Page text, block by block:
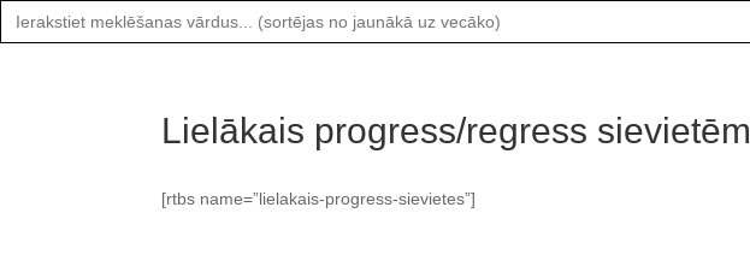
Search
for:
Lielākais progress/regress sievietēm
[rtbs name=”lielakais-progress-sievietes”]